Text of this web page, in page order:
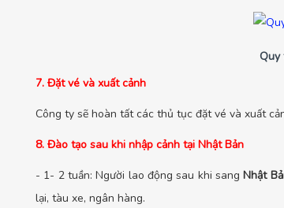
Quy
7. Đặt vé và xuất cảnh
Công ty sẽ hoàn tất các thủ tục đặt vé và xuất
8. Đào tạo sau khi nhập cảnh tại Nhật Bản
- 1- 2 tuần: Người lao động sau khi sangNhật
lại, tàu xe, ngân hàng.